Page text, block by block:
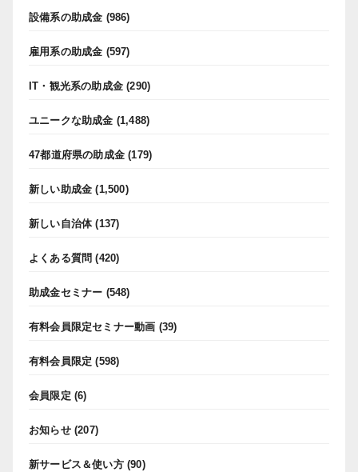
設備系の助成金 (986)
雇用系の助成金 (597)
IT・観光系の助成金 (290)
ユニークな助成金 (1,488)
47都道府県の助成金 (179)
新しい助成金 (1,500)
新しい自治体(137)
よくある質問 (420)
助成金セミナー (548)
有料会員限定セミナー動画 (39)
有料会員限定 (598)
会員限定 (6)
お知らせ(207)
新サービス＆使い方(90)